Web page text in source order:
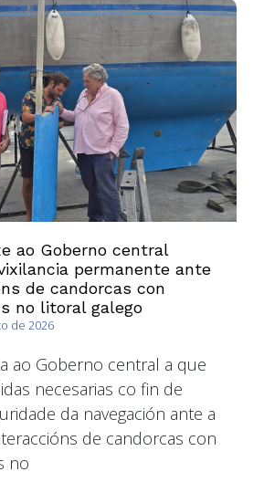
ao Goberno central
permanente ante
de candorcas con
no litoral galego
de 2026
ao Goberno central a que
necesarias co fin de
da navegación ante a
de candorcas con
no